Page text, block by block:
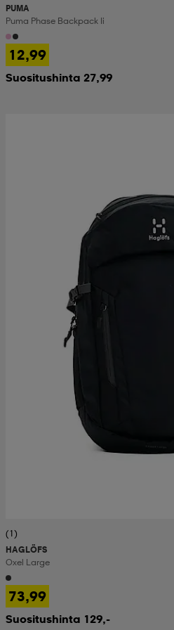
PUMA
Puma Phase Backpack Ii
12,99
Suositushinta 27,99
(1)
HAGLÖFS
Oxel Large
73,99
Suositushinta 129,-